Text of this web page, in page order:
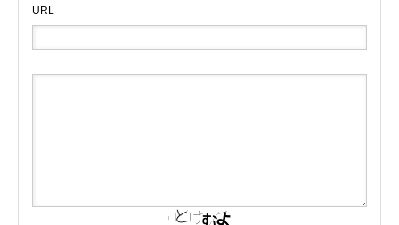
URL